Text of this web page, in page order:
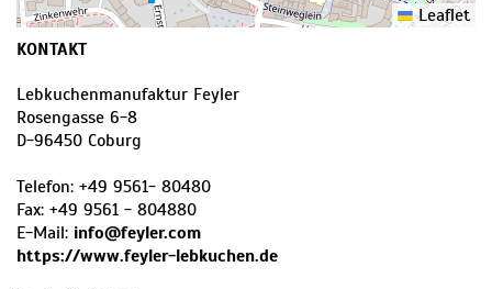
Leaflet
KONTAKT
Lebkuchenmanufaktur Feyler
Rosengasse 6-8
D-96450 Coburg
Telefon: +49 9561- 80480
Fax: +49 9561 - 804880
E-Mail: info@feyler.com
https://www.feyler-lebkuchen.de